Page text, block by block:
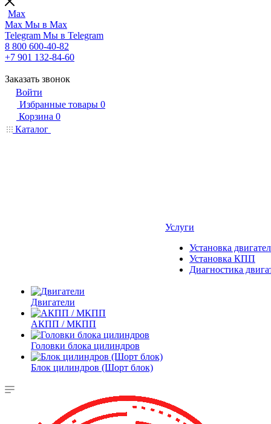
Max
Max Мы в Max
Telegram Мы в Telegram
8 800 600-40-82
+7 901 132-84-60
Заказать звонок
Войти
Избранные товары 0
Корзина 0
Каталог
Двигатели
АКПП / МКПП
Головки блока цилиндров
Блок цилиндров (Шорт блок)
Услуги
Установка
Установка КПП
Диагностика